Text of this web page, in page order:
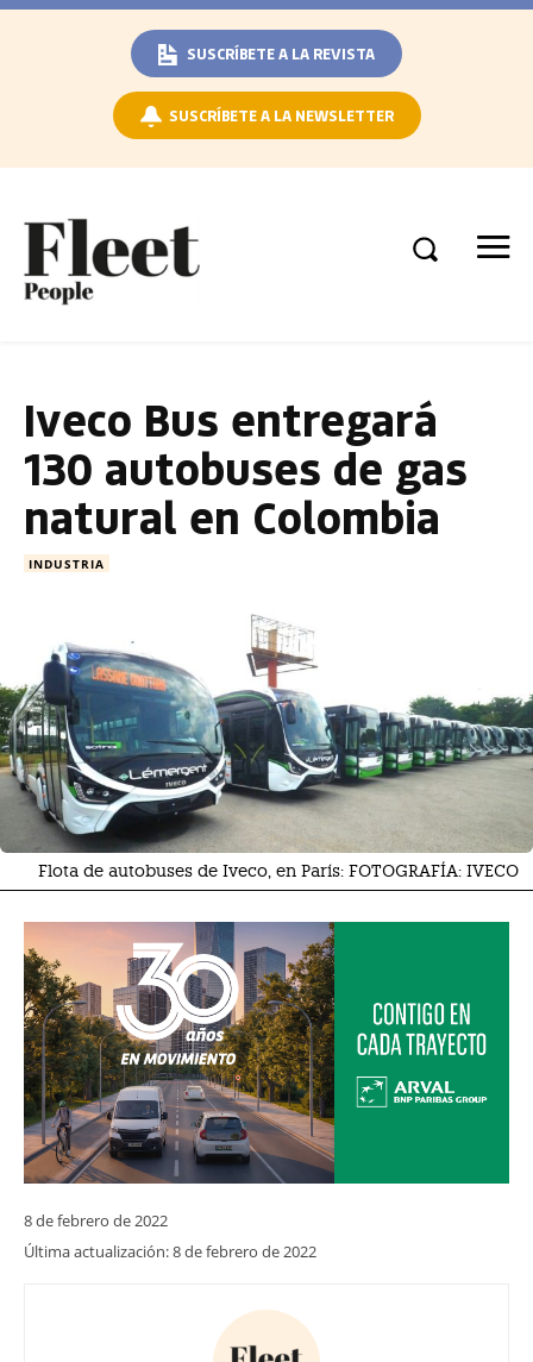
SUSCRÍBETE A LA REVISTA
SUSCRÍBETE A LA NEWSLETTER
Iveco Bus entregará
130 autobuses de gas
natural en Colombia
INDUSTRIA
Flota de autobuses de Iveco, en París: FOTOGRAFÍA: IVECO
8 de febrero de 2022
Última actualización:8 de febrero de 2022